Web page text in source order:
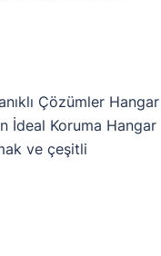
Çözümler Hangar
İdeal Koruma Hangar
ve çeşitli